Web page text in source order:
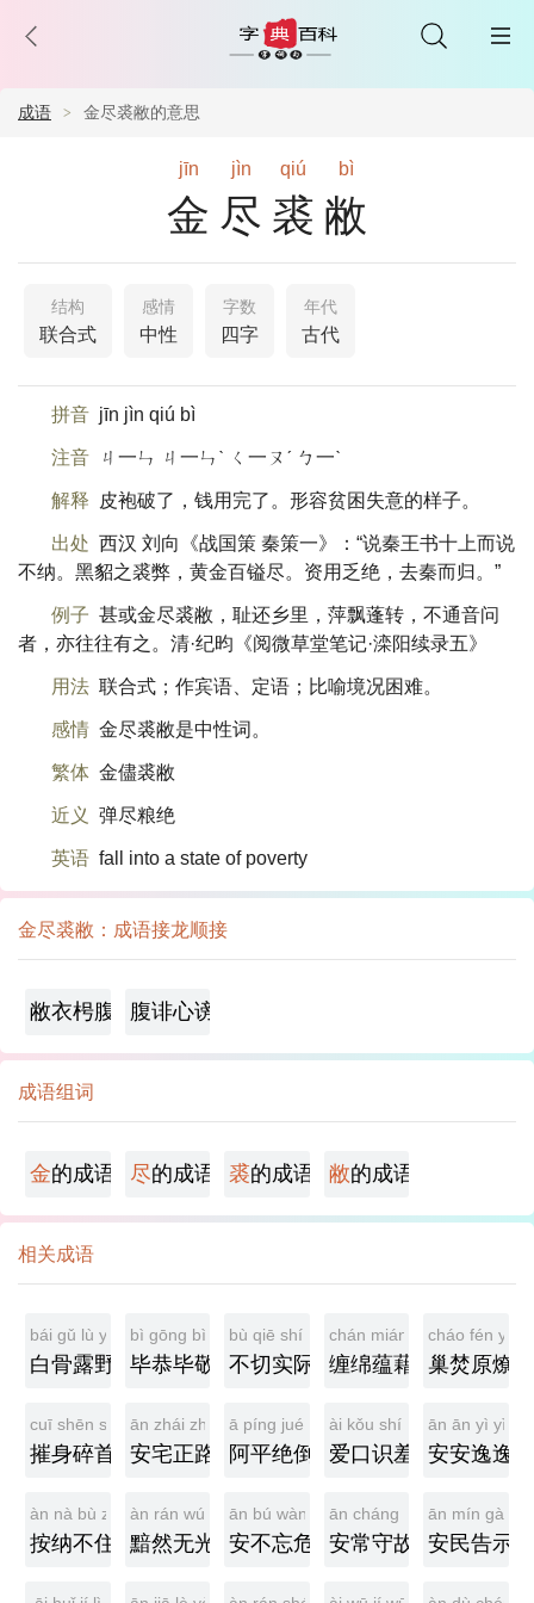
成语 金尽裘敝的意思
jīn jìn qiú bì
金尽裘敝
结构
联合式
感情
中性
字数
四字
年代
古代
拼音 jīn jìn qiú bì
注音 ㄐ一ㄣ ㄐ一ㄣˋ ㄑ一ㄡˊ ㄅ一ˋ
解释 皮袍破了，钱用完了。形容贫困失意的样子。
出处 西汉 刘向《战国策 秦策一》：“说秦王书十上而说
不纳。黑貂之裘弊，黄金百镒尽。资用乏绝，去秦而归。”
例子 甚或金尽裘敝，耻还乡里，萍飘蓬转，不通音问
者，亦往往有之。清·纪昀《阅微草堂笔记·滦阳续录五》
用法 联合式；作宾语、定语；比喻境况困难。
感情 金尽裘敝是中性词。
繁体 金儘裘敝
近义 弹尽粮绝
英语 fall into a state of poverty
金尽裘敝：成语接龙顺接
敝衣枵腹 腹诽心谤
成语组词
金的成语 尽的成语 裘的成语 敝的成语
相关成语
bái gǔ lù yě
白骨露野
bì gōng bì jìng
毕恭毕敬
bù qiē shí jì
不切实际
chán mián yùn jiè
缠绵蕴藉
cháo fén
巢焚原燎
cuī shēn suì shǒu
摧身碎首
ān zhái zhèng lù
安宅正路
ā píng jué dǎo
阿平绝倒
ài kǒu shí xiū
爱口识羞
ān ān yì yì
安安逸逸
àn nà bù zhù
按纳不住
àn rán wú guāng
黯然无光
ān bú wàng wēi
安不忘危
ān cháng shǒu gù
安常守故
ān mín gào
安民告示